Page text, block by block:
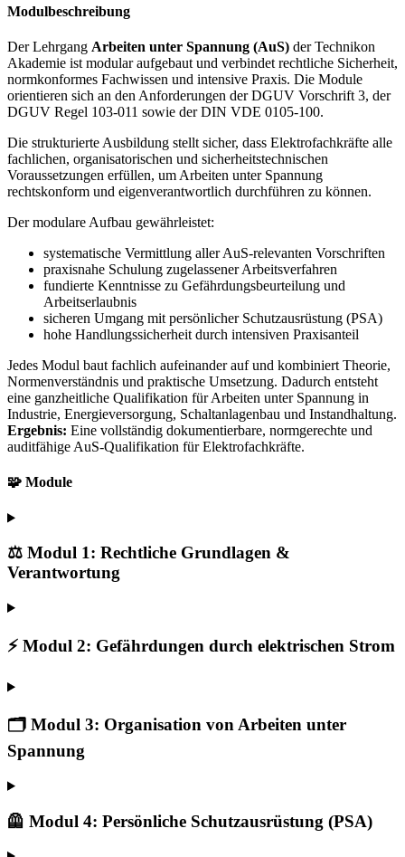
Modulbeschreibung
Der Lehrgang Arbeiten unter Spannung (AuS) der Technikon
Akademie ist modular aufgebaut und verbindet rechtliche Sicherheit,
normkonformes Fachwissen und intensive Praxis. Die Module
orientieren sich an den Anforderungen der DGUV Vorschrift 3, der
DGUV Regel 103-011 sowie der DIN VDE 0105-100.
Die strukturierte Ausbildung stellt sicher, dass Elektrofachkräfte alle
fachlichen, organisatorischen und sicherheitstechnischen
Voraussetzungen erfüllen, um Arbeiten unter Spannung
rechtskonform und eigenverantwortlich durchführen zu können.
Der modulare Aufbau gewährleistet:
systematische Vermittlung aller AuS-relevanten Vorschriften
praxisnahe Schulung zugelassener Arbeitsverfahren
fundierte Kenntnisse zu Gefährdungsbeurteilung und
Arbeitserlaubnis
sicheren Umgang mit persönlicher Schutzausrüstung (PSA)
hohe Handlungssicherheit durch intensiven Praxisanteil
Jedes Modul baut fachlich aufeinander auf und kombiniert Theorie,
Normenverständnis und praktische Umsetzung. Dadurch entsteht
eine ganzheitliche Qualifikation für Arbeiten unter Spannung in
Industrie, Energieversorgung, Schaltanlagenbau und Instandhaltung.
Ergebnis: Eine vollständig dokumentierbare, normgerechte und
auditfähige AuS-Qualifikation für Elektrofachkräfte.
🧩 Module
⚖️ Modul 1: Rechtliche Grundlagen &
Verantwortung
⚡ Modul 2: Gefährdungen durch elektrischen Strom
🗂️ Modul 3: Organisation von Arbeiten unter
Spannung
🦺 Modul 4: Persönliche Schutzausrüstung (PSA)